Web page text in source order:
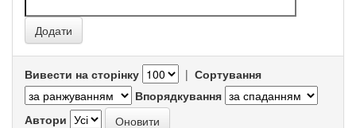
Вивести на сторінку | Сортування
Впорядкування
Автори